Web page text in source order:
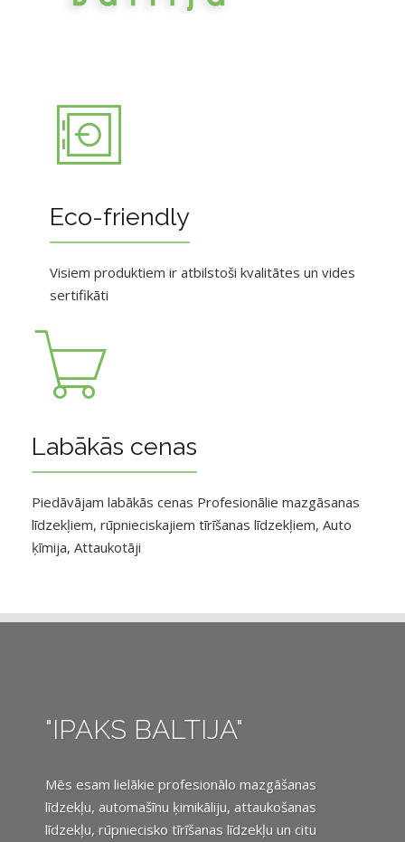
Eco-friendly
Visiem produktiem ir atbilstoši kvalitātes un vides
sertifikāti
Labākās cenas
Piedāvājam labākās cenas Profesionālie mazgāsanas
līdzekļiem, rūpnieciskajiem tīrīšanas līdzekļiem, Auto
ķīmija, Attaukotāji
"IPAKS BALTIJA"
Mēs esam lielākie profesionālo mazgāšanas
līdzekļu, automašīnu ķimikāliju, attaukošanas
līdzekļu, rūpniecisko tīrīšanas līdzekļu un citu